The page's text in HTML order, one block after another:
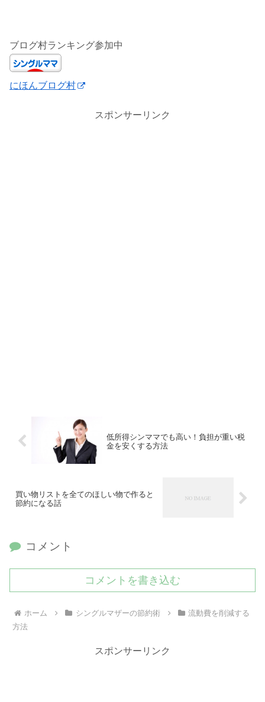
ブログ村ランキング参加中
にほんブログ村
スポンサーリンク
低所得シンママでも高い！負担が重い税
金を安くする方法
買い物リストを全てのほしい物で作ると
節約になる話
コメント
コメントを書き込む
ホーム シングルマザーの節約術
流動費を削減する
方法
スポンサーリンク